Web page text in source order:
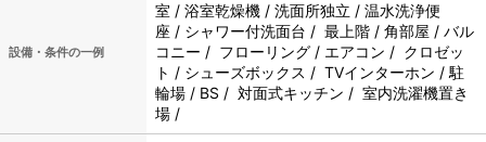
設備・条件の一例
室 / 浴室乾燥機 / 洗面所独立 / 温水洗浄便
座 / シャワー付洗面台 / 最上階 / 角部屋 / バル
コニー / フローリング / エアコン / クロゼッ
ト / シューズボックス / TVインターホン / 駐
輪場 / BS / 対面式キッチン / 室内洗濯機置き
場 /